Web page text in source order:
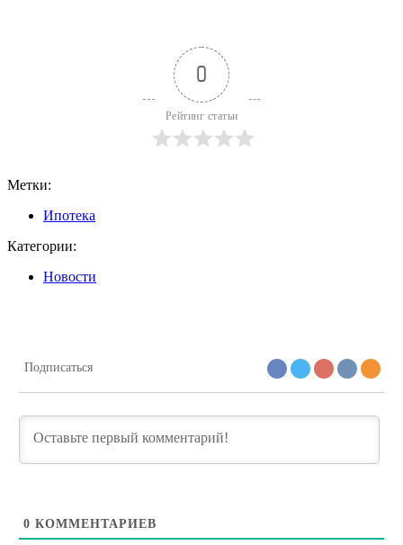
0
Рейтинг статьи
Метки:
Ипотека
Категории:
Новости
Подписаться
0 КОММЕНТАРИЕВ